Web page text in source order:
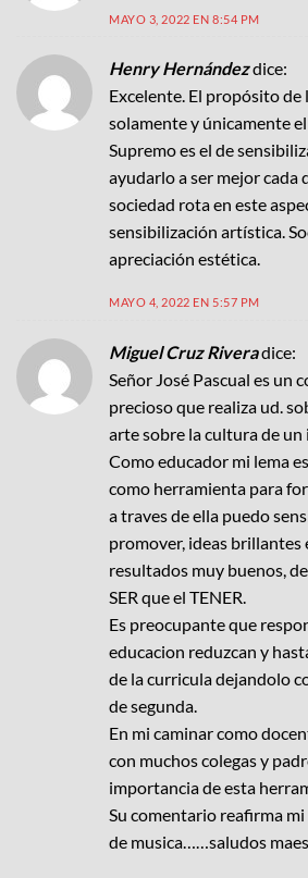
MAYO 3, 2022 EN 8:54 PM
Henry Hernándezdice:
Excelente. El propósito de
solamente y únicamente
Supremo es el de
ayudarlo a ser mejor cada
sociedad rota en este
sensibilización artística.
apreciación estética.
MAYO 4, 2022 EN 5:57 PM
Miguel Cruz Riveradice:
Señor José Pascual es un
precioso que realiza ud.
arte sobre la cultura de
Como educador mi lema
como herramienta para
a traves de ella puedo
promover, ideas brillantes
resultados muy buenos,
SER que el TENER.
Es preocupante que
educacion reduzcan y
de la curricula dejandolo
de segunda.
En mi caminar como
con muchos colegas y
importancia de esta
Su comentario reafirma
de musica……saludos